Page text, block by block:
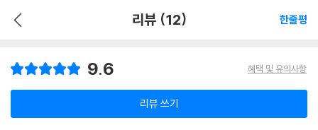
리뷰 (12) 한줄평
9.6 혜택 및 유의사항
리뷰 쓰기